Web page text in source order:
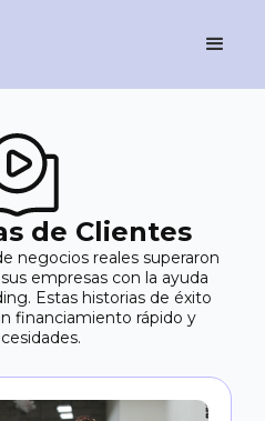
de Clientes
negocios reales superaron
empresas con la ayuda
Estas historias de éxito
financiamiento rápido y